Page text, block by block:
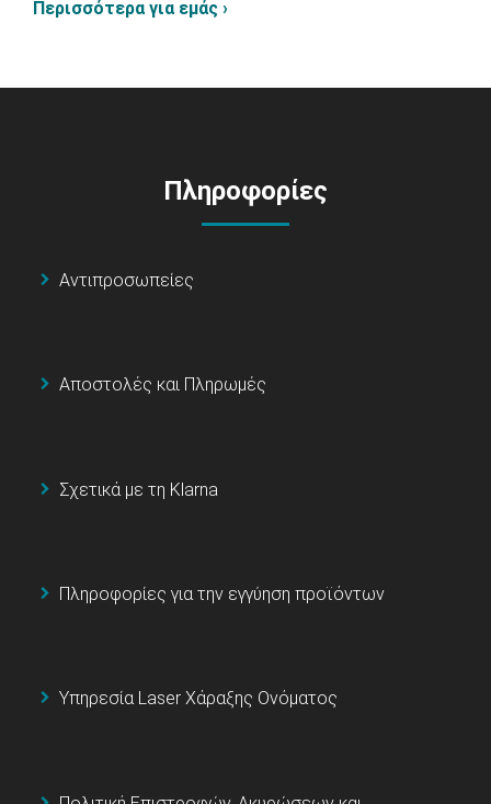
Περισσότερα για εμάς ›
Πληροφορίες
Αντιπροσωπείες
Αποστολές και Πληρωμές
Σχετικά με τη Klarna
Πληροφορίες για την εγγύηση προϊόντων
Υπηρεσία Laser Χάραξης Ονόματος